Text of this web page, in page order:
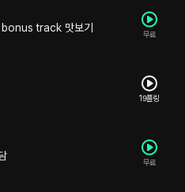
bonus track 맛보기 무료
19플링
무료